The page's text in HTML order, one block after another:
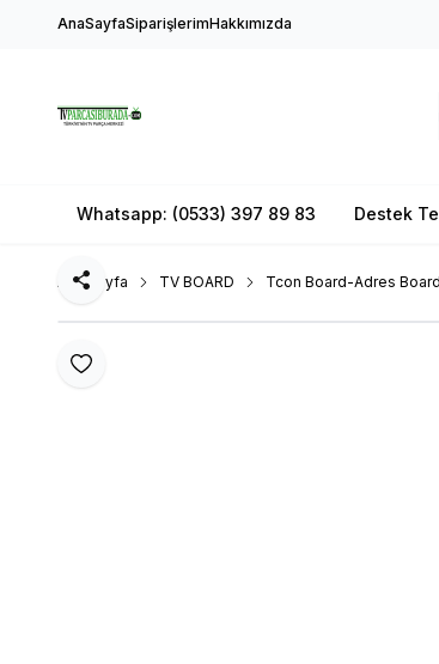
AnaSayfaSiparişlerimHakkımızda
Whatsapp: (0533) 397 89 83 Destek
Ana Sayfa TV BOARD Tcon Board-Adres Board
Favoriye Ekle
Paylaş